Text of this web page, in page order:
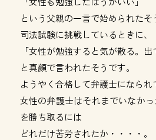
という父親の一言で始められたそ
司法試験に挑戦しているときに、
「女性が勉強すると気が散る。出
と真顔で言われたそうです。
ようやく合格して弁護士になられ
女性の弁護士はそれまでいなか
を勝ち取るには
どれだけ苦労されたか・・・・。